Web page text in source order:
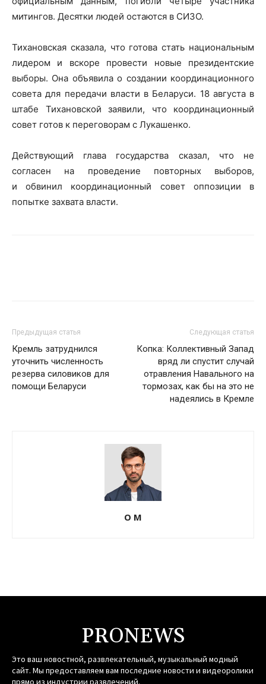
митингов. Десятки людей остаются в СИЗО.
Тихановская сказала, что готова стать национальным
лидером и вскоре провести новые президентские
выборы. Она объявила о создании координационного
совета для передачи власти в Беларуси. 18 августа в
штабе Тихановской заявили, что координационный
совет готов к переговорам с Лукашенко.
Действующий глава государства сказал, что не
согласен на проведение повторных выборов,
и обвинил координационный совет оппозиции в
попытке захвата власти.
Предыдущая статья
Кремль затруднился
уточнить численность
резерва силовиков для
помощи Беларуси
Следующая статья
Копка: Коллективный Запад
вряд ли спустит случай
отравления Навального на
тормозах, как бы на это не
надеялись в Кремле
О М
PRONEWS
Это ваш новостной, развлекательный, музыкальный модный
сайт. Мы предоставляем вам последние новости и видеоролики
прямо из индустрии развлечений.